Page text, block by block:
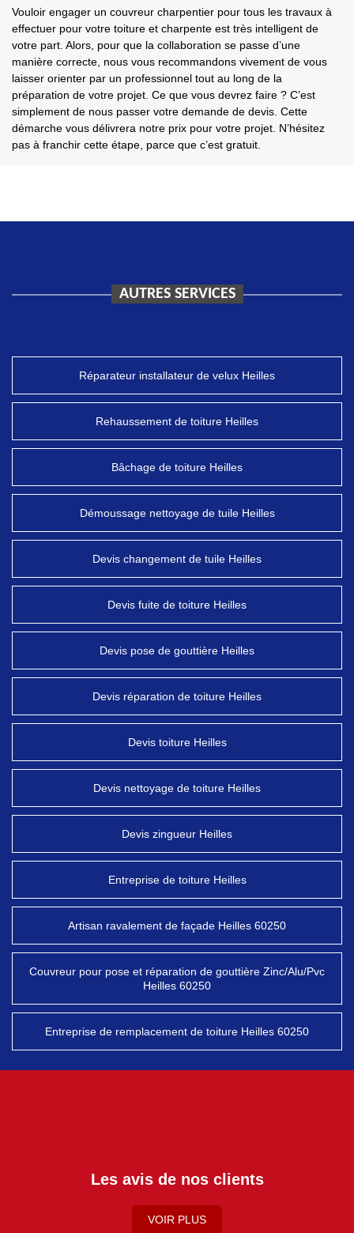
Vouloir engager un couvreur charpentier pour tous les travaux à
effectuer pour votre toiture et charpente est très intelligent de
votre part. Alors, pour que la collaboration se passe d’une
manière correcte, nous vous recommandons vivement de vous
laisser orienter par un professionnel tout au long de la
préparation de votre projet. Ce que vous devrez faire ? C’est
simplement de nous passer votre demande de devis. Cette
démarche vous délivrera notre prix pour votre projet. N’hésitez
pas à franchir cette étape, parce que c’est gratuit.
AUTRES SERVICES
Réparateur installateur de velux Heilles
Rehaussement de toiture Heilles
Bâchage de toiture Heilles
Démoussage nettoyage de tuile Heilles
Devis changement de tuile Heilles
Devis fuite de toiture Heilles
Devis pose de gouttière Heilles
Devis réparation de toiture Heilles
Devis toiture Heilles
Devis nettoyage de toiture Heilles
Devis zingueur Heilles
Entreprise de toiture Heilles
Artisan ravalement de façade Heilles 60250
Couvreur pour pose et réparation de gouttière Zinc/Alu/Pvc
Heilles 60250
Entreprise de remplacement de toiture Heilles 60250
Les avis de nos clients
VOIR PLUS